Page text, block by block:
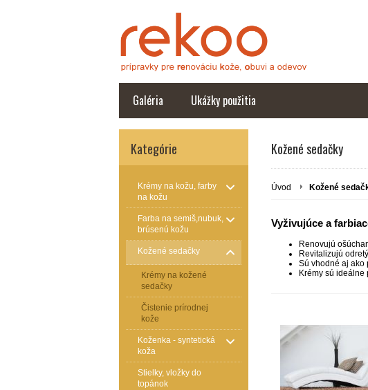
Galéria Ukážky použitia
Kategórie
Krémy na kožu, farby
na kožu
Farba na semiš,nubuk,
brúsenú kožu
Kožené sedačky
Krémy na kožené
sedačky
Čistenie prírodnej
kože
Koženka - syntetická
koža
Stielky, vložky do
topánok
Kožené sedačky
Úvod Kožené
Vyživujúce a
Renovujú
Revitalizujú
Sú vhodné aj ako
Krémy sú